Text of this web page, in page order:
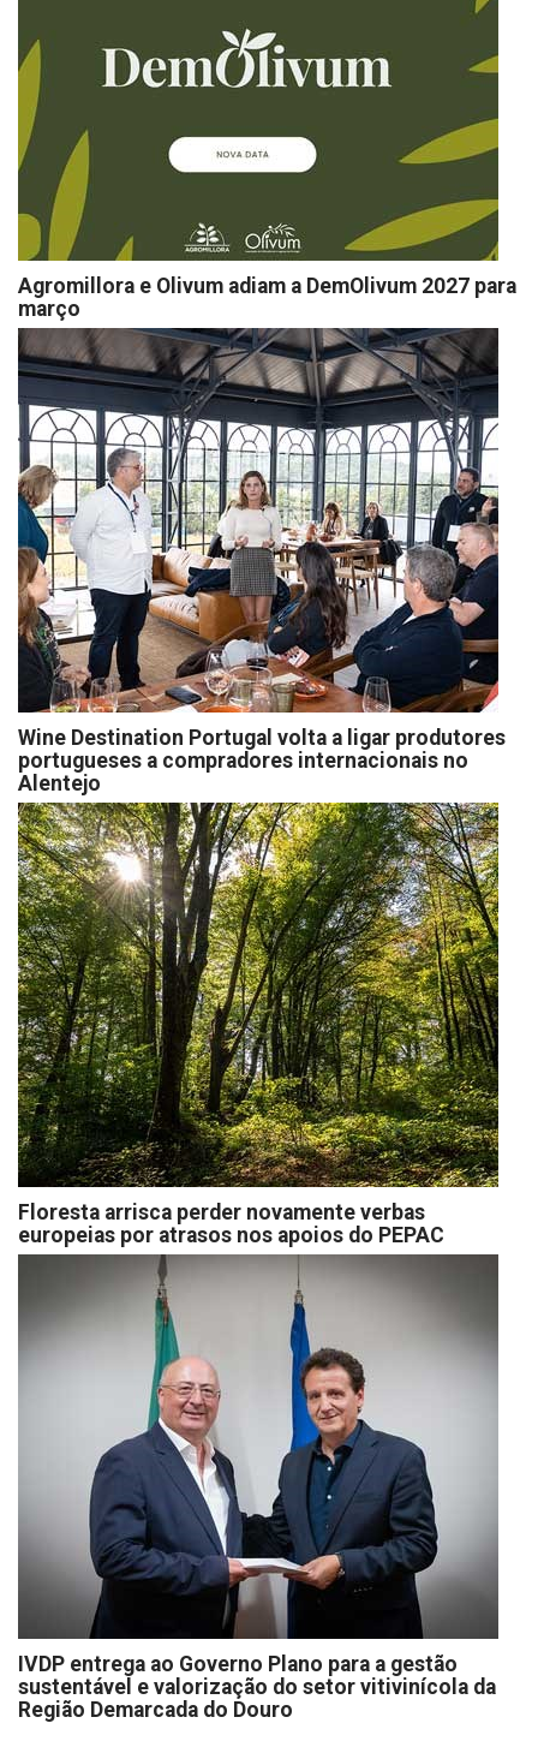
Agromillora e Olivum adiam a DemOlivum 2027 para
março
Wine Destination Portugal volta a ligar produtores
portugueses a compradores internacionais no
Alentejo
Floresta arrisca perder novamente verbas
europeias por atrasos nos apoios do PEPAC
IVDP entrega ao Governo Plano para a gestão
sustentável e valorização do setor vitivinícola da
Região Demarcada do Douro